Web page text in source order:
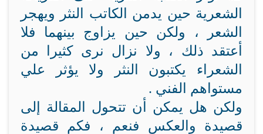
الشعرية حين يدمن الكاتب النثر ويهجر
الشعر ، ولكن حين يزاوج بينهما فلا
أعتقد ذلك ، ولا نزال نرى كثيرا من
الشعراء يكتبون النثر ولا يؤثر علي
مستواهم الفني .
ولكن هل يمكن أن تتحول المقالة إلى
قصيدة والعكس فنعم ، فكم قصيدة